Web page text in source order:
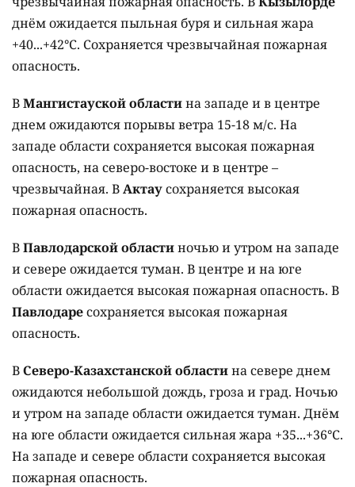
днём ожидается пыльная буря и сильная жара
+40...+42°C. Сохраняется чрезвычайная пожарная
опасность.
ВМангистауской областина западе и в центре
днем ожидаются порывы ветра 15-18 м/с. На
западе области сохраняется высокая пожарная
опасность, на северо-востоке и в центре –
чрезвычайная. ВАктаусохраняется высокая
пожарная опасность.
ВПавлодарской областиночью и утром на западе
и севере ожидается туман. В центре и на юге
области ожидается высокая пожарная опасность. В
Павлодаресохраняется высокая пожарная
опасность.
ВСеверо-Казахстанской областина севере днем
ожидаются небольшой дождь, гроза и град. Ночью
и утром на западе области ожидается туман. Днём
на юге области ожидается сильная жара +35...+36°C.
На западе и севере области сохраняется высокая
пожарная опасность.